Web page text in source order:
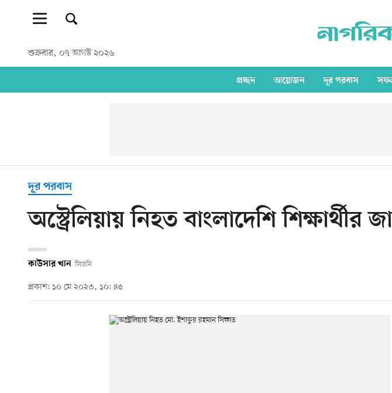
শুক্রবার, ০৭ আগস্ট ২০২৬
প্রচ্ছদ আয়োজন দূর পরবাস
দূর পরবাস
অস্ট্রেলিয়ায় নিহত বাংলাদেশি শিক্ষার্থীর
কাউসার খান সিডনি
প্রকাশ: ১০ মে ২০২৩, ১০: ৪৫